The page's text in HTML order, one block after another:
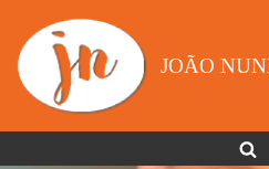
Avançar
para
JOÃO